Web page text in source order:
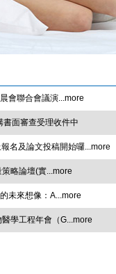
會聯合會議演...more
書面審查受理收件中
名及論文投稿開始囉...more
略論壇(實...more
未來想像：A...more
學工程年會（G...more